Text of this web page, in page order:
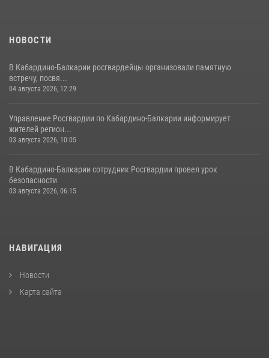
НОВОСТИ
В Кабардино-Балкарии росгвардейцы организовали памятную
встречу, посвя...
04 августа 2026, 12:29
Управление Росгвардии по Кабардино-Балкарии информирует
жителей регион...
03 августа 2026, 10:05
В Кабардино‑Балкарии сотрудник Росгвардии провел урок
безопасности
03 августа 2026, 06:15
НАВИГАЦИЯ
Новости
Карта сайта